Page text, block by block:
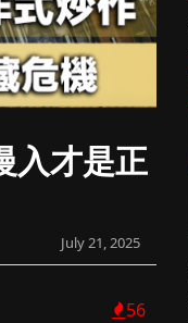
入才是正
July 21, 2025
56